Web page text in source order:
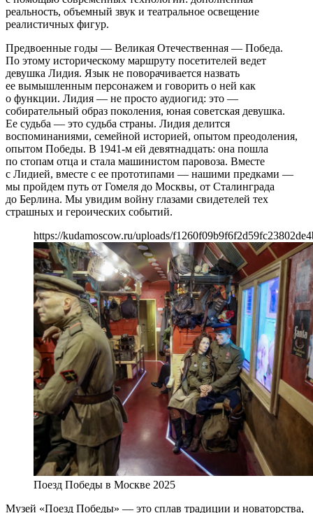
реальность, объемный звук и театральное освещение
реалистичных фигур.
Предвоенные годы — Великая Отечественная — Победа.
По этому историческому маршруту посетителей ведет
девушка Лидия. Язык не поворачивается назвать
ее вымышленным персонажем и говорить о ней как
о функции. Лидия — не просто аудиогид: это —
собирательный образ поколения, юная советская девушка.
Ее судьба — это судьба страны. Лидия делится
воспоминаниями, семейной историей, опытом преодоления,
опытом Победы. В 1941-м ей девятнадцать: она пошла
по стопам отца и стала машинистом паровоза. Вместе
с Лидией, вместе с ее прототипами — нашими предками —
мы пройдем путь от Гомеля до Москвы, от Сталинграда
до Берлина. Мы увидим войну глазами свидетелей тех
страшных и героических событий.
https://kudamoscow.ru/uploads/
Поезд Победы в Москве 2025
Музей «Поезд Победы» — это сплав традиции и новаторства,